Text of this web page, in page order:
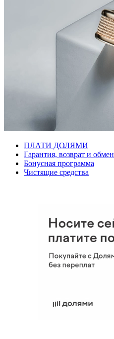
ПЛАТИ ДОЛЯМИ
Гарантия, возврат и обмен
Бонусная программа
Чистящие средства